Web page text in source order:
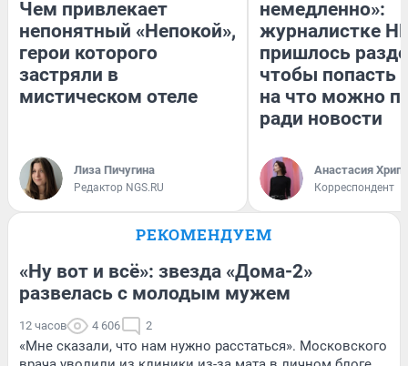
Чем привлекает
непонятный «Непокой»,
герои которого
застряли в
мистическом отеле
Лиза Пичугина
Редактор NGS.RU
немедленно»:
журналистке
пришлось
чтобы попасть
на что можно
ради новости
Анастасия
Корреспондент
РЕКОМЕНДУЕМ
«Ну вот и всё»: звезда «Дома-2»
развелась с молодым мужем
12 часов 4 606 2
«Мне сказали, что нам нужно расстаться». Московского